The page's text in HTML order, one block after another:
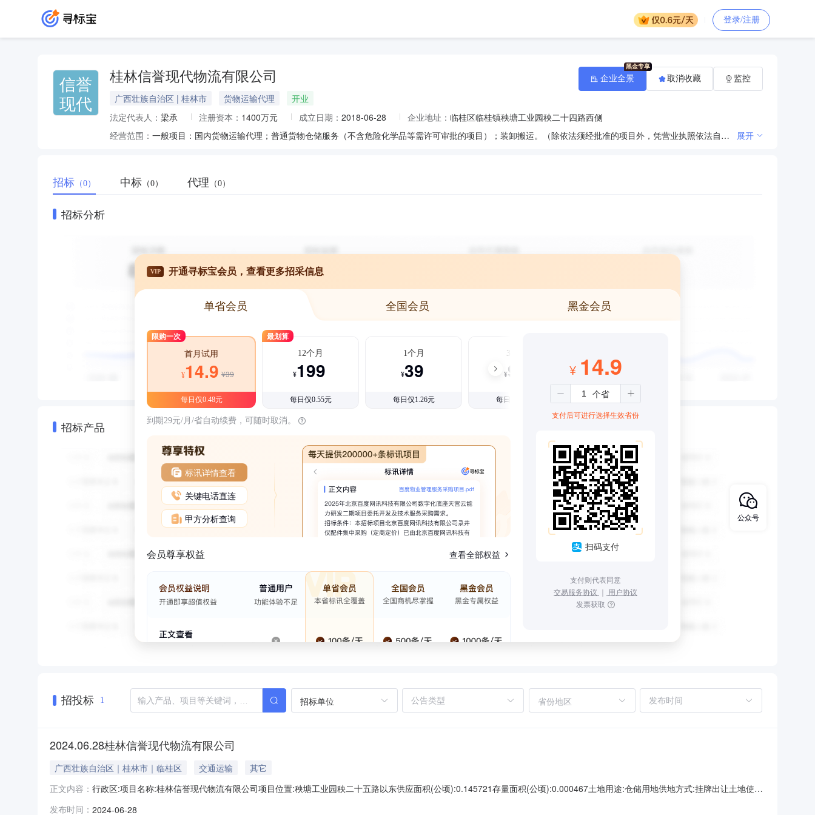
登录/注册
信誉
现代
桂林信誉现代物流有限公司
广西壮族自治区 | 桂林市 货物运输代理
开业
法定代表人： 梁承 注册资本： 1400万元 成立日期： 2018-06-28 企业地址： 临桂区临桂镇秧塘工业园秧二十四路西侧
经营范围：
一般项目：国内货物运输代理；普通货物仓储服务（不含危险化学品等需许可审批的项目）；装卸搬运。（除依法须经批准的项目外，凭营业执照依法自主开展经营活动） 展开
企业全景 取消收藏 监控
招标 （0） 中标 （0） 代理 （0）
招标分析
招标产品
VIP 开通寻标宝会员，查看更多招采信息
单省会员 全国会员 黑金会员
限购一次
首月试用
¥14.9 ¥39
每日仅0.48元
最划算
12个月
¥199
每日仅0.55元
1个月
¥39
每日仅1.26元
3个月
¥99
每日仅1.08元
到期29元/月/省自动续费，可随时取消。
标讯详情查看
关键电话直连
甲方分析查询
会员尊享权益 查看全部权益
¥ 14.9
支付后可进行选择生效省份
扫码支付
支付则代表同意
交易服务协议 ｜ 用户协议
发票获取
招投标 1 招标单位 省份地区
2024.06.28桂林信誉现代物流有限公司
广西壮族自治区｜桂林市｜临桂区 交通运输
其它
正文内容： 行政区:项目名称:桂林信誉现代物流有限公司项目位置:秧塘工业园秧二十五路以东供应面积(公顷):0.145721存量面积(公顷):0.000467土地用途:仓储用地供地方式:挂牌出让土地使用
发布时间： 2024-06-28
公众号